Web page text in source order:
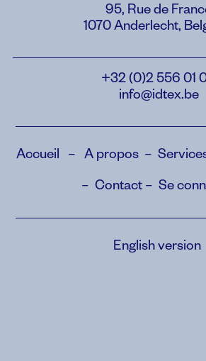
95, Rue de
1070 Anderlecht,
+32 (0)2 556 01
info@idtex.be
Accueil – A propos–
– Contact– Se
English version